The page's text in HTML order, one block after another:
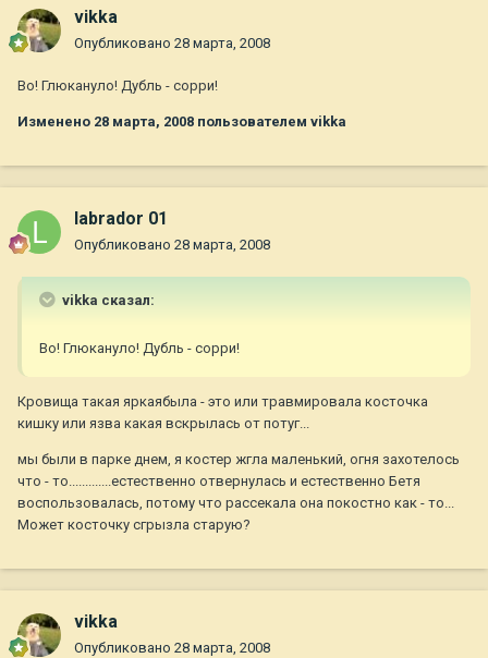
vikka
Опубликовано 28 марта, 2008
Во! Глюкануло! Дубль - сорри!
Изменено 28 марта, 2008 пользователем vikka
labrador 01
Опубликовано 28 марта, 2008
vikka сказал:
Во! Глюкануло! Дубль - сорри!
Кровища такая яркаябыла - это или травмировала косточка
кишку или язва какая вскрылась от потуг...
мы были в парке днем, я костер жгла маленький, огня захотелось
что - то.............естественно отвернулась и естественно Бетя
воспользовалась, потому что рассекала она покостно как - то...
Может косточку сгрызла старую?
vikka
Опубликовано 28 марта, 2008